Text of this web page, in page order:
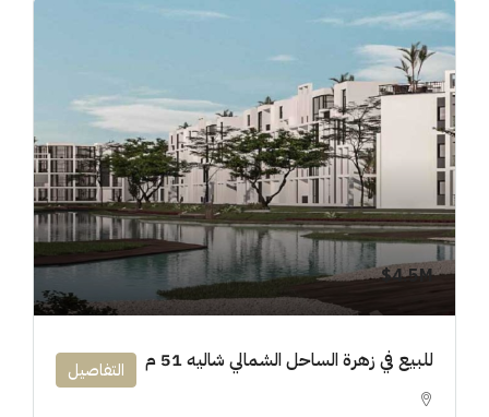
4.5M$
للبيع في زهرة الساحل الشمالي شاليه 51 م التفاصيل